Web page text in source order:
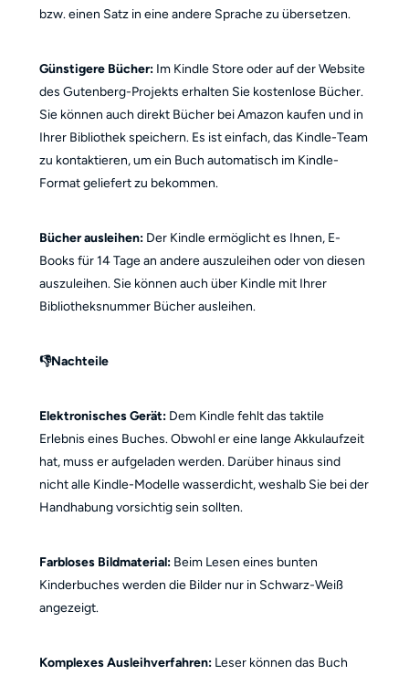
bzw. einen Satz in eine andere Sprache zu übersetzen.
Günstigere Bücher: Im Kindle Store oder auf der Website
des Gutenberg-Projekts erhalten Sie kostenlose Bücher.
Sie können auch direkt Bücher bei Amazon kaufen und in
Ihrer Bibliothek speichern. Es ist einfach, das Kindle-Team
zu kontaktieren, um ein Buch automatisch im Kindle-
Format geliefert zu bekommen.
Bücher ausleihen:Der Kindle ermöglicht es Ihnen, E-
Books für 14 Tage an andere auszuleihen oder von diesen
auszuleihen. Sie können auch über Kindle mit Ihrer
Bibliotheksnummer Bücher ausleihen.
👎Nachteile
Elektronisches Gerät: Dem Kindle fehlt das taktile
Erlebnis eines Buches. Obwohl er eine lange Akkulaufzeit
hat, muss er aufgeladen werden. Darüber hinaus sind
nicht alle Kindle-Modelle wasserdicht, weshalb Sie bei der
Handhabung vorsichtig sein sollten.
Farbloses Bildmaterial: Beim Lesen eines bunten
Kinderbuches werden die Bilder nur in Schwarz-Weiß
angezeigt.
Komplexes Ausleihverfahren: Leser können das Buch